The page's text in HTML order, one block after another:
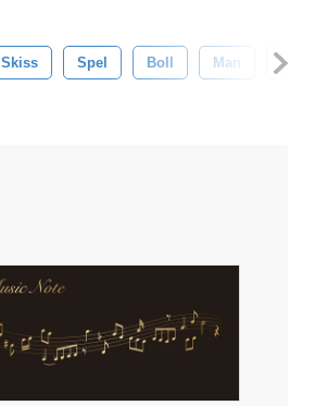
Skiss Spel Boll Man